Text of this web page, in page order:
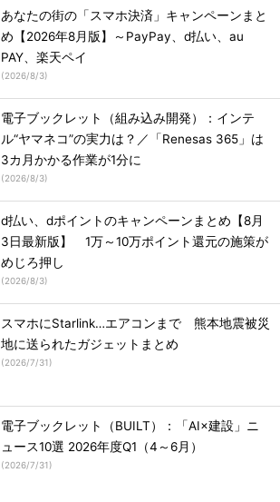
あなたの街の「スマホ決済」キャンペーンまと
め【2026年8月版】～PayPay、d払い、au
PAY、楽天ペイ
(2026/8/3)
電子ブックレット（組み込み開発）：インテ
ル“ヤマネコ”の実力は？／「Renesas 365」は
3カ月かかる作業が1分に
(2026/8/3)
d払い、dポイントのキャンペーンまとめ【8月
3日最新版】 1万～10万ポイント還元の施策が
めじろ押し
(2026/8/3)
スマホにStarlink…エアコンまで 熊本地震被災
地に送られたガジェットまとめ
(2026/7/31)
電子ブックレット（BUILT）：「AI×建設」ニ
ュース10選 2026年度Q1（4～6月）
(2026/7/31)